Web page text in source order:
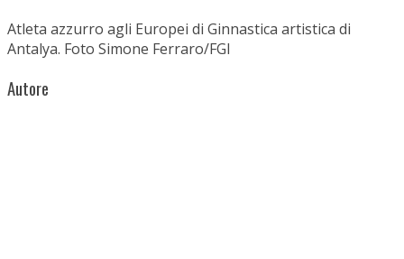
Atleta azzurro agli Europei di Ginnastica artistica di
Antalya. Foto Simone Ferraro/FGI
Autore